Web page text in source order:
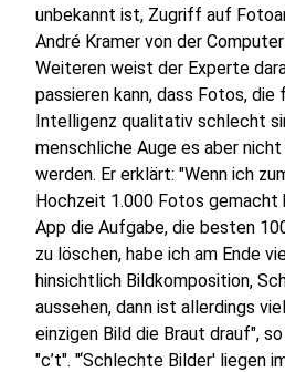
unbekannt ist, Zugriff auf
André Kramer von der
Weiteren weist der Experte
passieren kann, dass Fotos, die
Intelligenz qualitativ schlecht
menschliche Auge es aber
werden. Er erklärt: "Wenn ich
Hochzeit 1.000 Fotos gemacht
App die Aufgabe, die besten
zu löschen, habe ich am Ende
hinsichtlich Bildkomposition,
aussehen, dann ist allerdings
einzigen Bild die Braut drauf",
"c’t". "‘Schlechte Bilder' liegen